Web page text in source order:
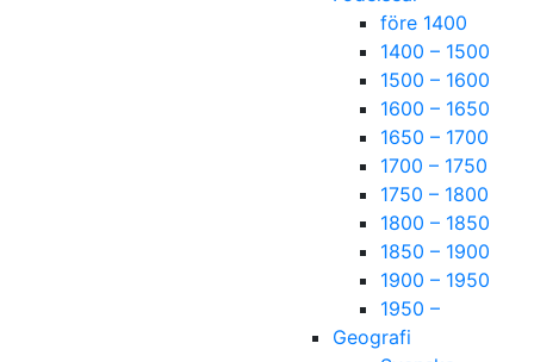
före 1400
1400 – 1500
1500 – 1600
1600 – 1650
1650 – 1700
1700 – 1750
1750 – 1800
1800 – 1850
1850 – 1900
1900 – 1950
1950 –
Geografi